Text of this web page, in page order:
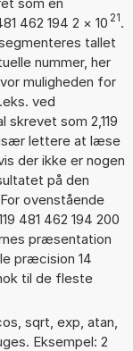
462 194 2 × 10 21.
tallet
nummer, her
muligheden for
ved
skrevet som 2,119
især lettere at læse
der ikke er nogen
på den
ovenstående
481 462 194 200
præsentation
præcision 14
til de fleste
sqrt, exp, atan,
Eksempel: 2